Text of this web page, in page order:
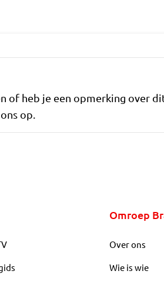
of heb je een opmerking over
op.
Omroep
Over ons
Wie is wie